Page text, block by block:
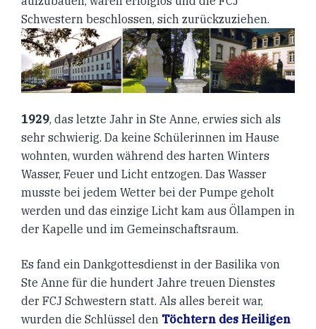
Schwestern beschlossen, sich zurückzuziehen.
1929, das letzte Jahr in Ste Anne, erwies sich als
sehr schwierig. Da keine Schülerinnen im Hause
wohnten, wurden während des harten Winters
Wasser, Feuer und Licht entzogen. Das Wasser
musste bei jedem Wetter bei der Pumpe geholt
werden und das einzige Licht kam aus Öllampen in
der Kapelle und im Gemeinschaftsraum.
Es fand ein Dankgottesdienst in der Basilika von
Ste Anne für die hundert Jahre treuen Dienstes
der FCJ Schwestern statt. Als alles bereit war,
wurden die Schlüssel den Töchtern des Heiligen